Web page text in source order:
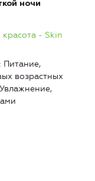
ночи
- Skin
Питание,
возрастных